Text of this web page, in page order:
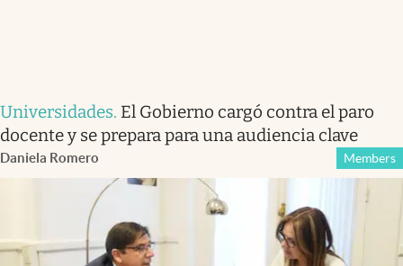
Universidades. El Gobierno cargó contra el paro
docente y se prepara para una audiencia clave
Daniela Romero Members